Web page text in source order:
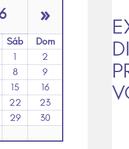
»
Sáb
Dom
1
2
8
9
15
16
22
23
29
30